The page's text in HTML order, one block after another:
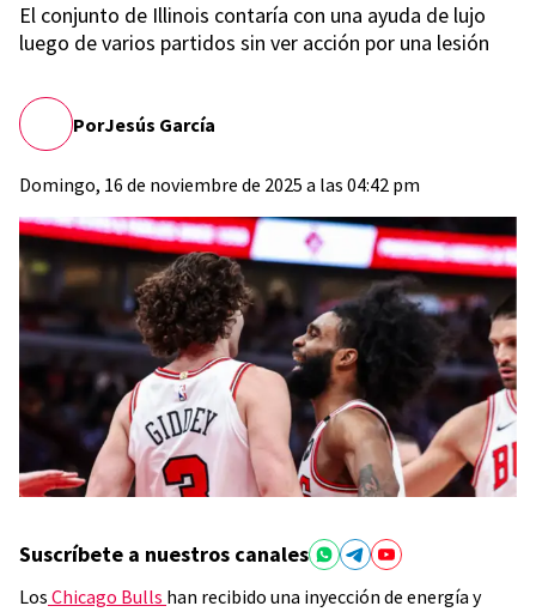
El conjunto de Illinois contaría con una ayuda de lujo
luego de varios partidos sin ver acción por una lesión
PorJesús García
Domingo, 16 de noviembre de 2025 a las 04:42 pm
Suscríbete a nuestros canales
Los Chicago Bulls han recibido una inyección de energía y